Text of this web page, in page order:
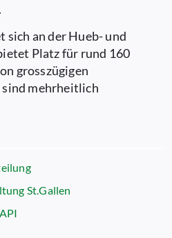
sich an der Hueb- und
Platz für rund 160
grosszügigen
sind mehrheitlich
St.Gallen